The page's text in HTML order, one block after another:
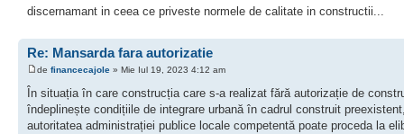
discernamant in ceea ce priveste normele de calitate in constructii...
Re: Mansarda fara autorizatie
de financecajole » Mie Iul 19, 2023 4:12 am
În situația în care construcția care s-a realizat fără autorizație de
îndeplinește condițiile de integrare urbană în cadrul construit
autoritatea administrației publice locale competentă poate proceda la